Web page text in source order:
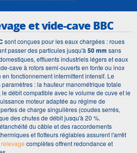
et vide-cave BBC
sont conçues pour les eaux chargées : roues
passer des particules jusqu'à 50 mm sans
effluents industriels légers et eaux
cave à rotors semi-ouverts en fonte ou inox
fonctionnement intermittent intensif. Le
: la hauteur manométrique totale
débit compatible avec le volume de cuve et le
moteur adaptée au régime de
de charge singulières (coudes serrés,
des chutes de débit jusqu'à 20 %.
du câble et des raccordements
et flotteurs réglables assurent l'arrêt
complètes offrent redondance et